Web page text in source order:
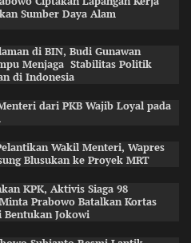
Sumber Daya Alam
di BIN, Budi Gunawan
Menjaga Stabilitas Politik
di Indonesia
dari PKB Wajib Loyal pada
Wakil Menteri, Wapres
Blusukan ke Proyek MRT
KPK, Aktivis Siaga 98
Prabowo Batalkan Kortas
Jokowi